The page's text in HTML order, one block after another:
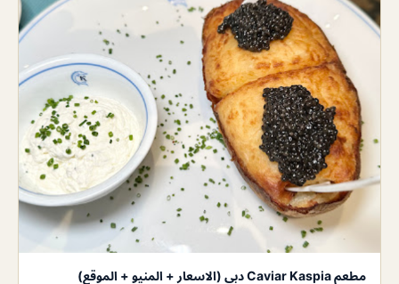
مطعم Caviar Kaspia دبي (الاسعار + المنيو + الموقع)